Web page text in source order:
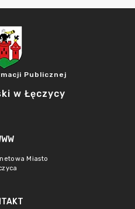
Publicznej
w Łęczycy
Miasto